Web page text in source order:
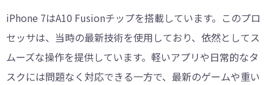
iPhone 7はA10 Fusionチップを搭載しています。このプロ
セッサは、当時の最新技術を使用しており、依然としてス
ムーズな操作を提供しています。軽いアプリや日常的なタ
スクには問題なく対応できる一方で、最新のゲームや重い